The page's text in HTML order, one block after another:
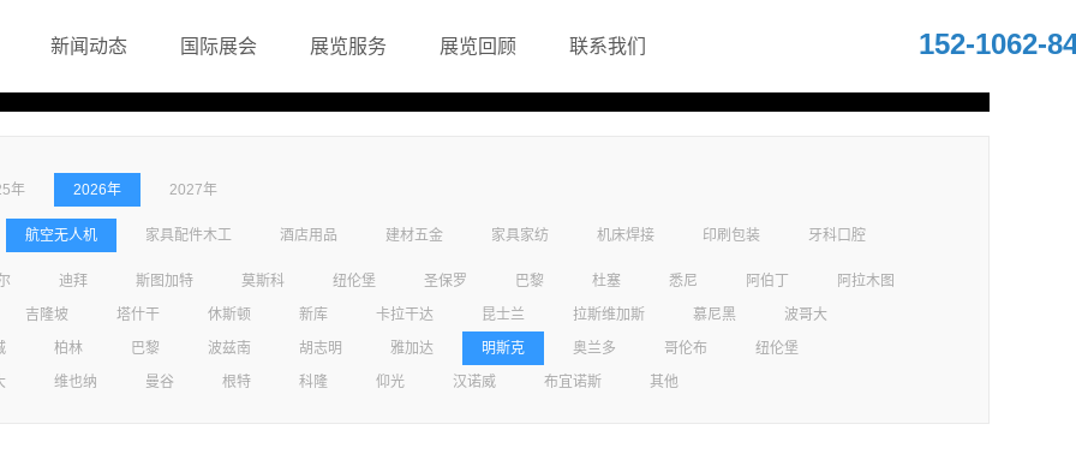
新闻动态 国际展会 展览服务 展览回顾 联系我们 152-1062-
年 2026年 2027年
航空无人机 家具配件木工 酒店用品 建材五金 家具家纺 机床焊接 印刷包装 牙科口腔
迪拜 斯图加特 莫斯科 纽伦堡 圣保罗 巴黎 杜塞 悉尼 阿伯丁
阿拉木图
吉隆坡 塔什干 休斯顿 新库 卡拉干达 昆士兰 拉斯维加斯 慕尼黑
波哥大
柏林 巴黎 波兹南 胡志明 雅加达 明斯克 奥兰多 哥伦布
纽伦堡
维也纳 曼谷 根特 科隆 仰光 汉诺威 布宜诺斯 其他